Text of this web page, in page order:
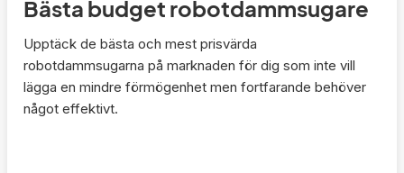
Bästa budget robotdammsugare
Upptäck de bästa och mest prisvärda
robotdammsugarna på marknaden för dig som inte vill
lägga en mindre förmögenhet men fortfarande behöver
något effektivt.